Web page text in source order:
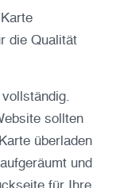
die Qualität
sollten
überladen
und